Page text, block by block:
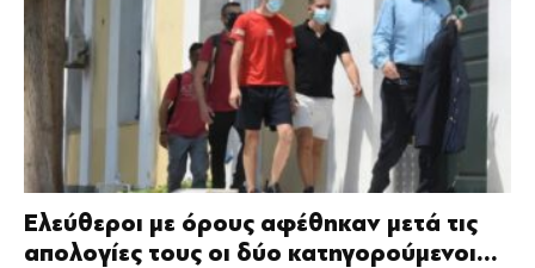
Ελεύθεροι με όρους αφέθηκαν μετά τις
απολογίες τους οι δύο κατηγορούμενοι...